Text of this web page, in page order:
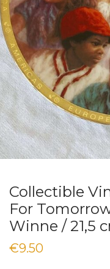
Collectible
For
Winne / 21,5
€9.50